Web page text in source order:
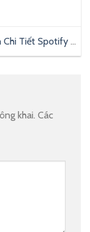
Chi Tiết Spotify Và
Nên Chọn Loại
khai. Các